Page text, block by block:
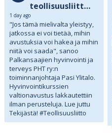
teollisuusliittory.bsky.social
1 day ago
"Jos tämä mielivalta yleistyy,
jatkossa ei voi tietää, mihin
avustuksia voi hakea ja mihin
niitä voi saada", sanoo
Palkansaajien hyvinvointi ja
terveys PHT ry:n
toiminnanjohtaja Pasi Ylitalo.
Hyvinvointikurssien
valtionavustus lakkautettiin
ilman perusteluja. Lue juttu
Tekijästä! #Teollisuusliitto